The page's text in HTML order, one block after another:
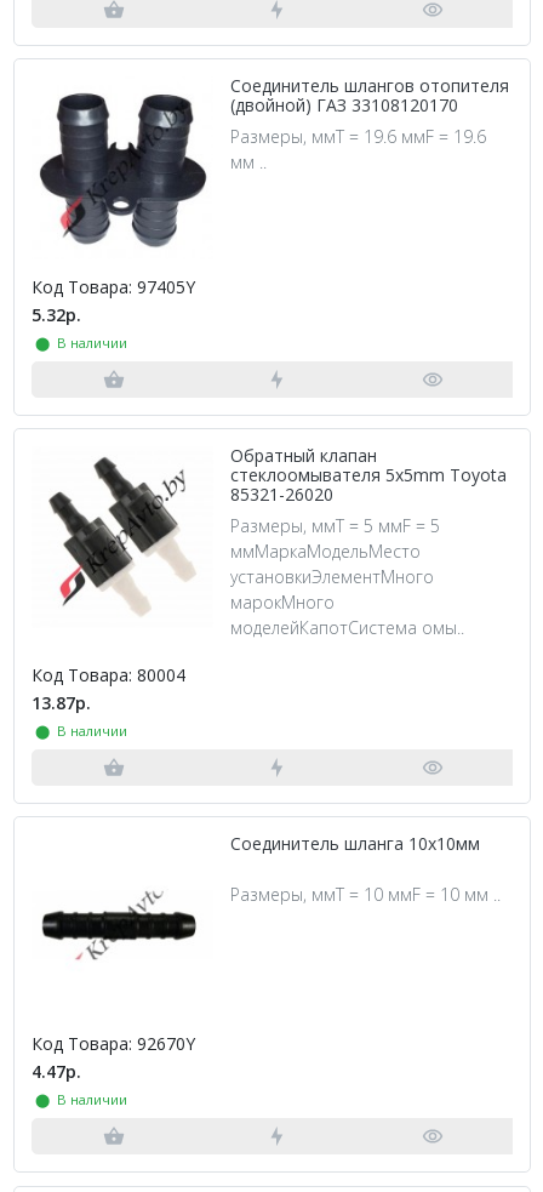
Соединитель шлангов отопителя
(двойной) ГАЗ 33108120170
Размеры, ммT = 19.6 ммF = 19.6
мм ..
Код Товара: 97405Y
5.32р.
⬤ В наличии
Обратный клапан
стеклоомывателя 5x5mm Toyota
85321-26020
Размеры, ммT = 5 ммF = 5
ммМаркаМодельМесто
установкиЭлементМного
марокМного
моделейКапотСистема омы..
Код Товара: 80004
13.87р.
⬤ В наличии
Соединитель шланга 10х10мм
Размеры, ммT = 10 ммF = 10 мм ..
Код Товара: 92670Y
4.47р.
⬤ В наличии